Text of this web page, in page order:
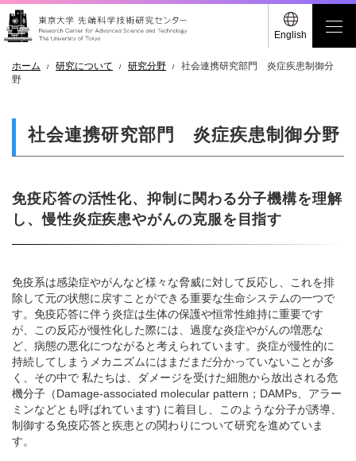
English
ホーム 研究について 研究分野
社会連携研究部門 炎症疾患制御分
野
社会連携研究部門 炎症疾患制御分野
免疫応答の活性化、抑制に関わる分子機構を理解
し、慢性炎症疾患やがんの克服を目指す
免疫系は感染症やがんなど様々な脅威に対して反応し、これを排
除して元の状態に戻すことができる重要な生命システムの一つで
す。免疫応答に伴う炎症は生体の保護や恒常性維持に重要です
が、この反応が慢性化した際には、過度な炎症やがんの増悪な
ど、病態の悪化につながると考えられています。炎症が慢性的に
持続してしまうメカニズムにはまだまだ分かっていないことが多
く、その中で 私たちは、ダメージを受けた細胞から放出される危
機分子（Damage-associated molecular pattern；DAMPs、アラー
ミンなどとも呼ばれています) に着目し、このような分子が誘導、
制御する免疫応答と疾患との関わりについて研究を進めていま
す。